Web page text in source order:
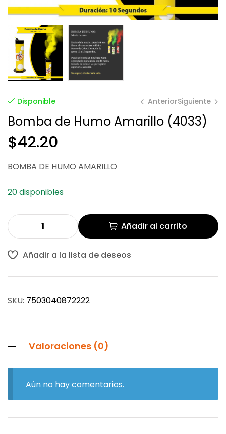
Disponible AnteriorSiguiente
Bomba de Humo Amarillo (4033)
$42.20
BOMBA DE HUMO AMARILLO
20 disponibles
Añadir al carrito
Añadir a la lista de deseos
SKU: 7503040872222
Valoraciones (0)
Aún no hay comentarios.